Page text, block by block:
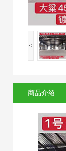
<
商品介绍